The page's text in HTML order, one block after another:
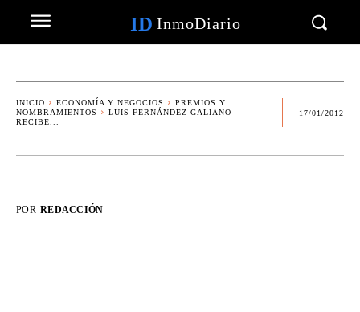
ID InmoDiario
INICIO ECONOMÍA Y NEGOCIOS
PREMIOS Y
NOMBRAMIENTOS
LUIS FERNÁNDEZ GALIANO
RECIBE...
17/01/2012
POR REDACCIÓN